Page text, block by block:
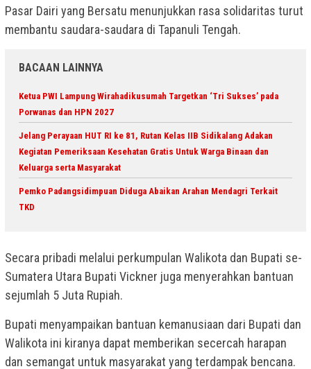
Pasar Dairi yang Bersatu menunjukkan rasa solidaritas turut
membantu saudara-saudara di Tapanuli Tengah.
BACAAN LAINNYA
Ketua PWI Lampung Wirahadikusumah Targetkan ‘Tri Sukses’ pada
Porwanas dan HPN 2027
Jelang Perayaan HUT RI ke 81, Rutan Kelas IIB Sidikalang Adakan
Kegiatan Pemeriksaan Kesehatan Gratis Untuk Warga Binaan dan
Keluarga serta Masyarakat
Pemko Padangsidimpuan Diduga Abaikan Arahan Mendagri Terkait
TKD
Secara pribadi melalui perkumpulan Walikota dan Bupati se-
Sumatera Utara Bupati Vickner juga menyerahkan bantuan
sejumlah 5 Juta Rupiah.
Bupati menyampaikan bantuan kemanusiaan dari Bupati dan
Walikota ini kiranya dapat memberikan secercah harapan
dan semangat untuk masyarakat yang terdampak bencana.